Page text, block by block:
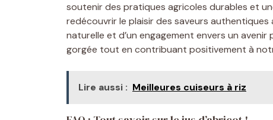
soutenir des pratiques agricoles durables et
redécouvrir le plaisir des saveurs authentiques
naturelle et d’un engagement envers un
gorgée tout en contribuant positivement à
Lire aussi : Meilleures cuiseurs à riz